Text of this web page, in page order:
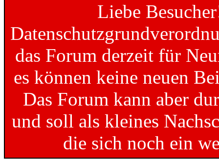
Liebe
das Forum derzeit für
es können keine neuen
Das Forum kann aber
und soll als kleines
die sich noch ein